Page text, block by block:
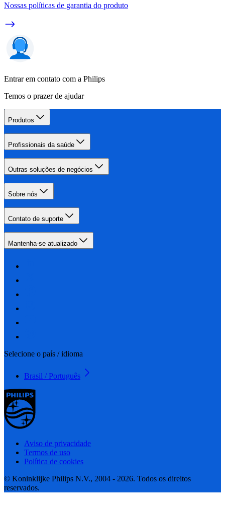
Nossas políticas de garantia do produto
Entrar em contato com a Philips
Temos o prazer de ajudar
Produtos
Profissionais da saúde
Outras soluções de negócios
Sobre nós
Contato de suporte
Mantenha-se atualizado
Selecione o país / idioma
Brasil / Português
Aviso de privacidade
Termos de uso
Política de cookies
© Koninklijke Philips N.V., 2004 - 2026. Todos os direitos
reservados.